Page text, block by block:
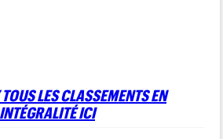
LES CLASSEMENTS EN
INTÉGRALITÉ ICI